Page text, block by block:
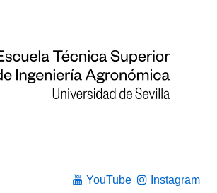
YouTube Instagram